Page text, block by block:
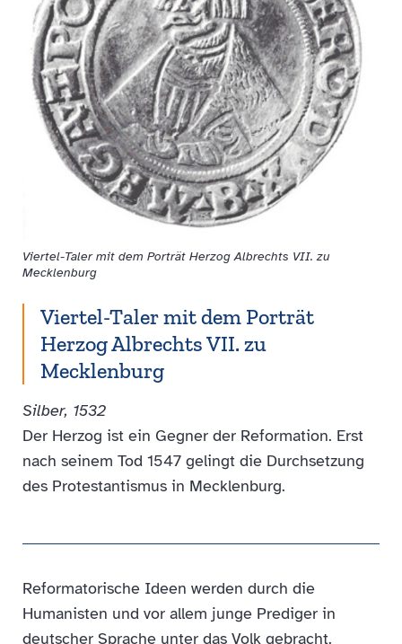
Viertel-Taler mit dem Porträt Herzog Albrechts VII. zu
Mecklenburg
Viertel-Taler mit dem Porträt
Herzog Albrechts VII. zu
Mecklenburg
Silber, 1532
Der Herzog ist ein Gegner der Reformation. Erst
nach seinem Tod 1547 gelingt die Durchsetzung
des Protestantismus in Mecklenburg.
Reformatorische Ideen werden durch die
Humanisten und vor allem junge Prediger in
deutscher Sprache unter das Volk gebracht.